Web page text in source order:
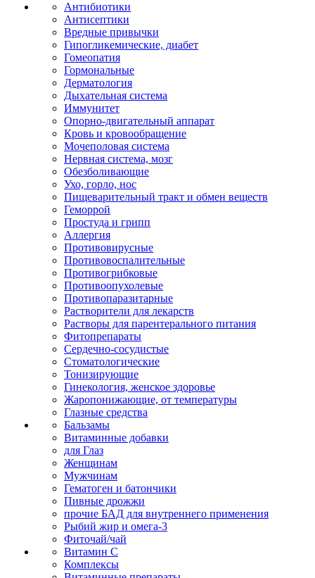
Антибиотики
Антисептики
Вредные привычки
Гипогликемические, диабет
Гомеопатия
Гормональные
Дерматология
Дыхательная система
Иммунитет
Опорно-двигательный аппарат
Кровь и кровообращение
Мочеполовая система
Нервная система, мозг
Обезболивающие
Ухо, горло, нос
Пищеварительный тракт и обмен веществ
Геморрой
Простуда и грипп
Аллергия
Противовирусные
Противовоспалительные
Противогрибковые
Противоопухолевые
Противопаразитарные
Растворители для лекарств
Растворы для парентерального питания
Фитопрепараты
Сердечно-сосудистые
Стоматологические
Тонизирующие
Гинекология, женское здоровье
Жаропонижающие, от температуры
Глазные средства
Бальзамы
Витаминные добавки
для Глаз
Женщинам
Мужчинам
Гематоген и батончики
Пивные дрожжи
прочие БАД для внутреннего применения
Рыбий жир и омега-3
Фиточай/чай
Витамин С
Комплексы